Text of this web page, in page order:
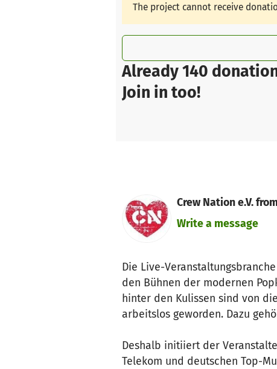
Already 140
Join in too!
The project cannot receive
Crew Nation e.V.
Write a message
Die Live-
den Bühnen der modernen
hinter den Kulissen sind von
arbeitslos geworden. Dazu
Deshalb initiiert der
Telekom und deutschen Top-